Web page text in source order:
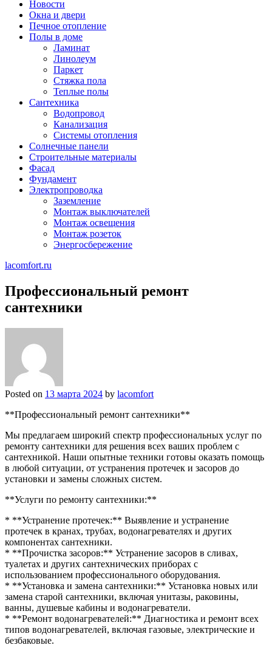
Новости
Окна и двери
Печное отопление
Полы в доме
Ламинат
Линолеум
Паркет
Стяжка пола
Теплые полы
Сантехника
Водопровод
Канализация
Системы отопления
Солнечные панели
Строительные материалы
Фасад
Фундамент
Электропроводка
Заземление
Монтаж выключателей
Монтаж освещения
Монтаж розеток
Энергосбережение
lacomfort.ru
Профессиональный ремонт
сантехники
Posted on 13 марта 2024 by lacomfort
**Профессиональный ремонт сантехники**
Мы предлагаем широкий спектр профессиональных услуг по
ремонту сантехники для решения всех ваших проблем с
сантехникой. Наши опытные техники готовы оказать помощь
в любой ситуации, от устранения протечек и засоров до
установки и замены сложных систем.
**Услуги по ремонту сантехники:**
* **Устранение протечек:** Выявление и устранение
протечек в кранах, трубах, водонагревателях и других
компонентах сантехники.
* **Прочистка засоров:** Устранение засоров в сливах,
туалетах и других сантехнических приборах с
использованием профессионального оборудования.
* **Установка и замена сантехники:** Установка новых или
замена старой сантехники, включая унитазы, раковины,
ванны, душевые кабины и водонагреватели.
* **Ремонт водонагревателей:** Диагностика и ремонт всех
типов водонагревателей, включая газовые, электрические и
безбаковые.